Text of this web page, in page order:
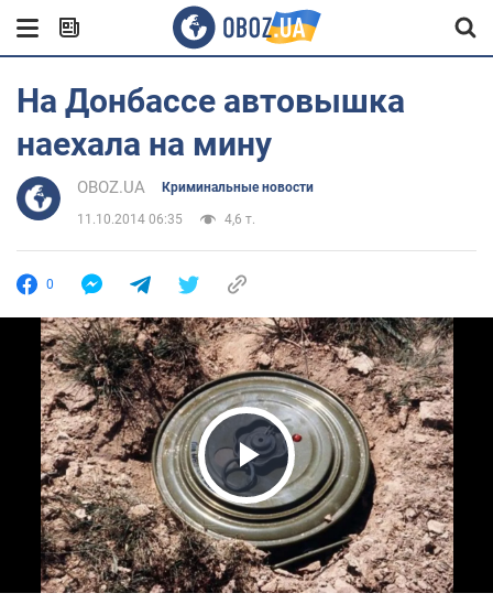
На Донбассе автовышка
наехала на мину
OBOZ.UA Криминальные новости
11.10.2014 06:35 4,6 т.
0
Play Video